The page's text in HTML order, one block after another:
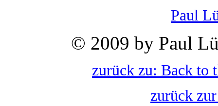
Paul
© 2009 by Paul
zurück zu: Back to
zurück